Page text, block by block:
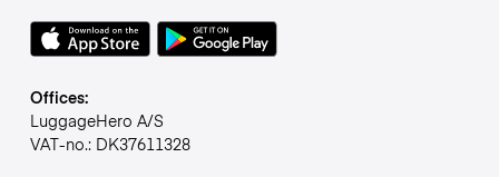
Offices:
LuggageHero A/S
VAT-no.: DK37611328